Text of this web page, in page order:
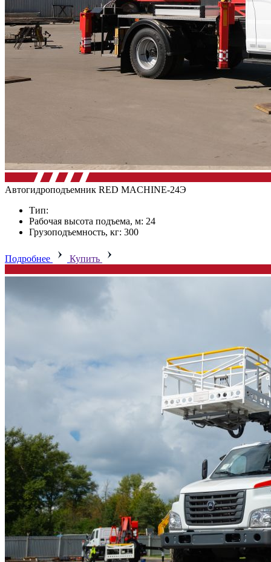
Автогидроподъемник RED MACHINE-24Э
Тип:
Рабочая высота подъема, м: 24
Грузоподъемность, кг: 300
Подробнее Купить